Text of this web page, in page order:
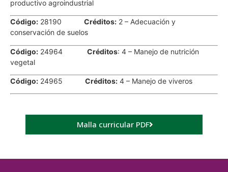
productivo agroindustrial
Código: 28190 Créditos: 2 – Adecuación y
conservación de suelos
Código: 24964 Créditos: 4 – Manejo de nutrición
vegetal
Código: 24965 Créditos: 4 – Manejo de viveros
Malla curricular PDF